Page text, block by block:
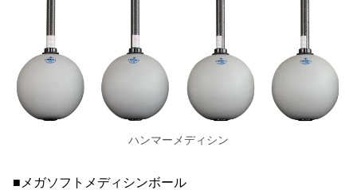
ハンマーメディシン
■メガソフトメディシンボール